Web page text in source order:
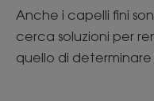
Anche i capelli fini
cerca soluzioni per
quello di